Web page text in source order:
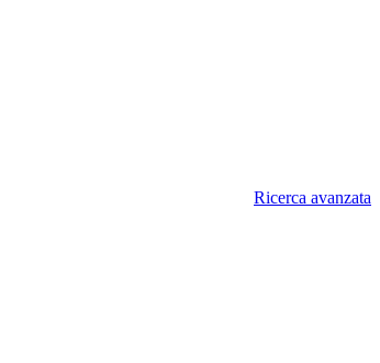
Ricerca avanzata